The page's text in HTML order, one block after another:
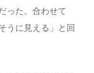
った。合わせて
うに見える」と回